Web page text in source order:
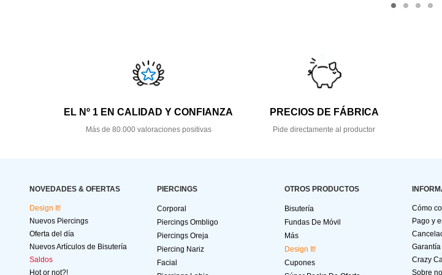
EL Nº 1 EN CALIDAD Y CONFIANZA
Más de 80.000 valoraciones positivas
PRECIOS DE FÁBRICA
Pide directamente al productor
NOVEDADES & OFERTAS
Design It!
Nuevos Piercings
Oferta del día
Nuevos Artículos de Bisutería
Saldos
Hot or not?!
PIERCINGS
Corporal
Piercings Ombligo
Piercings Oreja
Piercing Nariz
Facial
OTROS PRODUCTOS
Bisutería
Fundas De Móvil
Más
Design It!
Cupones
Cómo
Pago y
Garantía
Crazy
Sobre